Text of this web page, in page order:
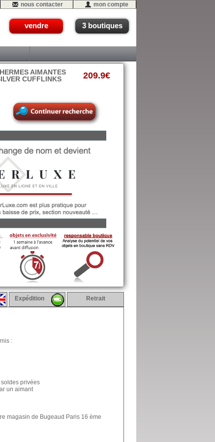
nous contacter mon compte
vendre 3 boutiques
AIMANTES
CUFFLINKS
209.9€
Expédition Retrait
:
soldes privées
un aimant
magasin de Bugeaud Paris 16 ème